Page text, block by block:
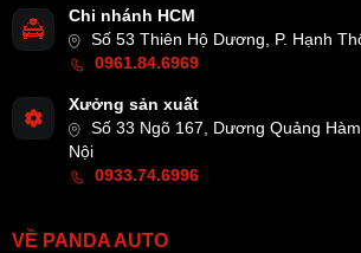
Chi nhánh HCM
Số 53 Thiên Hộ Dương, P. Hạnh
0961.84.6969
Xưởng sản xuất
Số 33 Ngõ 167, Dương Quảng
Nội
0933.74.6996
VỀ PANDA AUTO